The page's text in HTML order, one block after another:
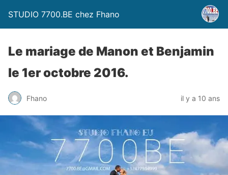
STUDIO 7700.BE chez Fhano
Le mariage de Manon et Benjamin
le 1er octobre 2016.
Fhano il y a 10 ans